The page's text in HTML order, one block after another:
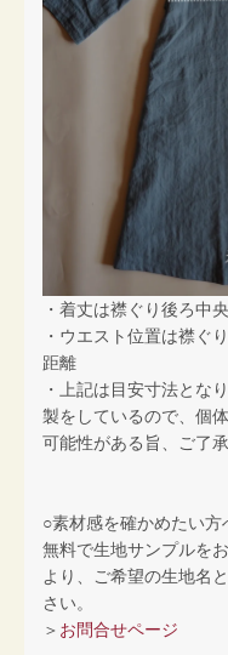
・着丈は襟ぐり後ろ中
・ウエスト位置は襟ぐ
距離
・上記は目安寸法とな
製をしているので、個
可能性がある旨、ご了承
○素材感を確かめたい方
無料で生地サンプルを
より、ご希望の生地名
さい。
＞ お問合せページ